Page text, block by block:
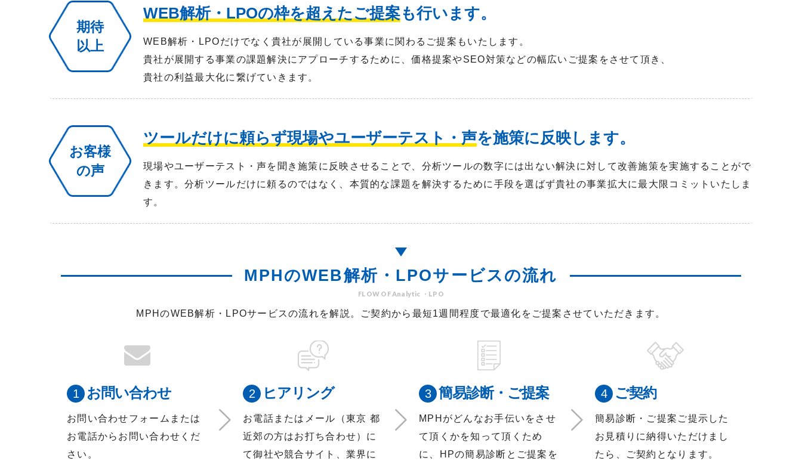
期待
以上
WEB解析・LPOの枠を超えたご提案も行います。
WEB解析・LPOだけでなく貴社が展開している事業に関わるご提案もいたします。
貴社が展開する事業の課題解決にアプローチするために、価格提案やSEO対策などの幅広いご提案をさせて頂き、
貴社の利益最大化に繋げていきます。
お客様
の声
ツールだけに頼らず現場やユーザーテスト・声を施策に反映します。
現場やユーザーテスト・声を聞き施策に反映させることで、分析ツールの数字には出ない解決に対して改善施策を実施することがで
きます。分析ツールだけに頼るのではなく、本質的な課題を解決するために手段を選ばず貴社の事業拡大に最大限コミットいたしま
す。
MPHのWEB解析・LPOサービス の流れ
FLOW OF Analytic ・LPO
MPHのWEB解析・LPOサービスの流れを解説。ご契約から最短1週間程度で最適化をご提案させていただきます。
お問い合わせ
お問い合わせフォームまたは
お電話からお問い合わせくだ
さい。
ヒアリング
お電話またはメール（東京 都
近郊の方はお打ち合わせ）に
て御社や競合サイト、業界に
簡易診断・ご提案
MPHがどんなお手伝いをさせ
て頂くかを知って頂くため
に、HPの簡易診断とご提案を
ご契約
簡易診断・ご提案ご提示した
お見積りに納得いただけまし
たら、ご契約となります。